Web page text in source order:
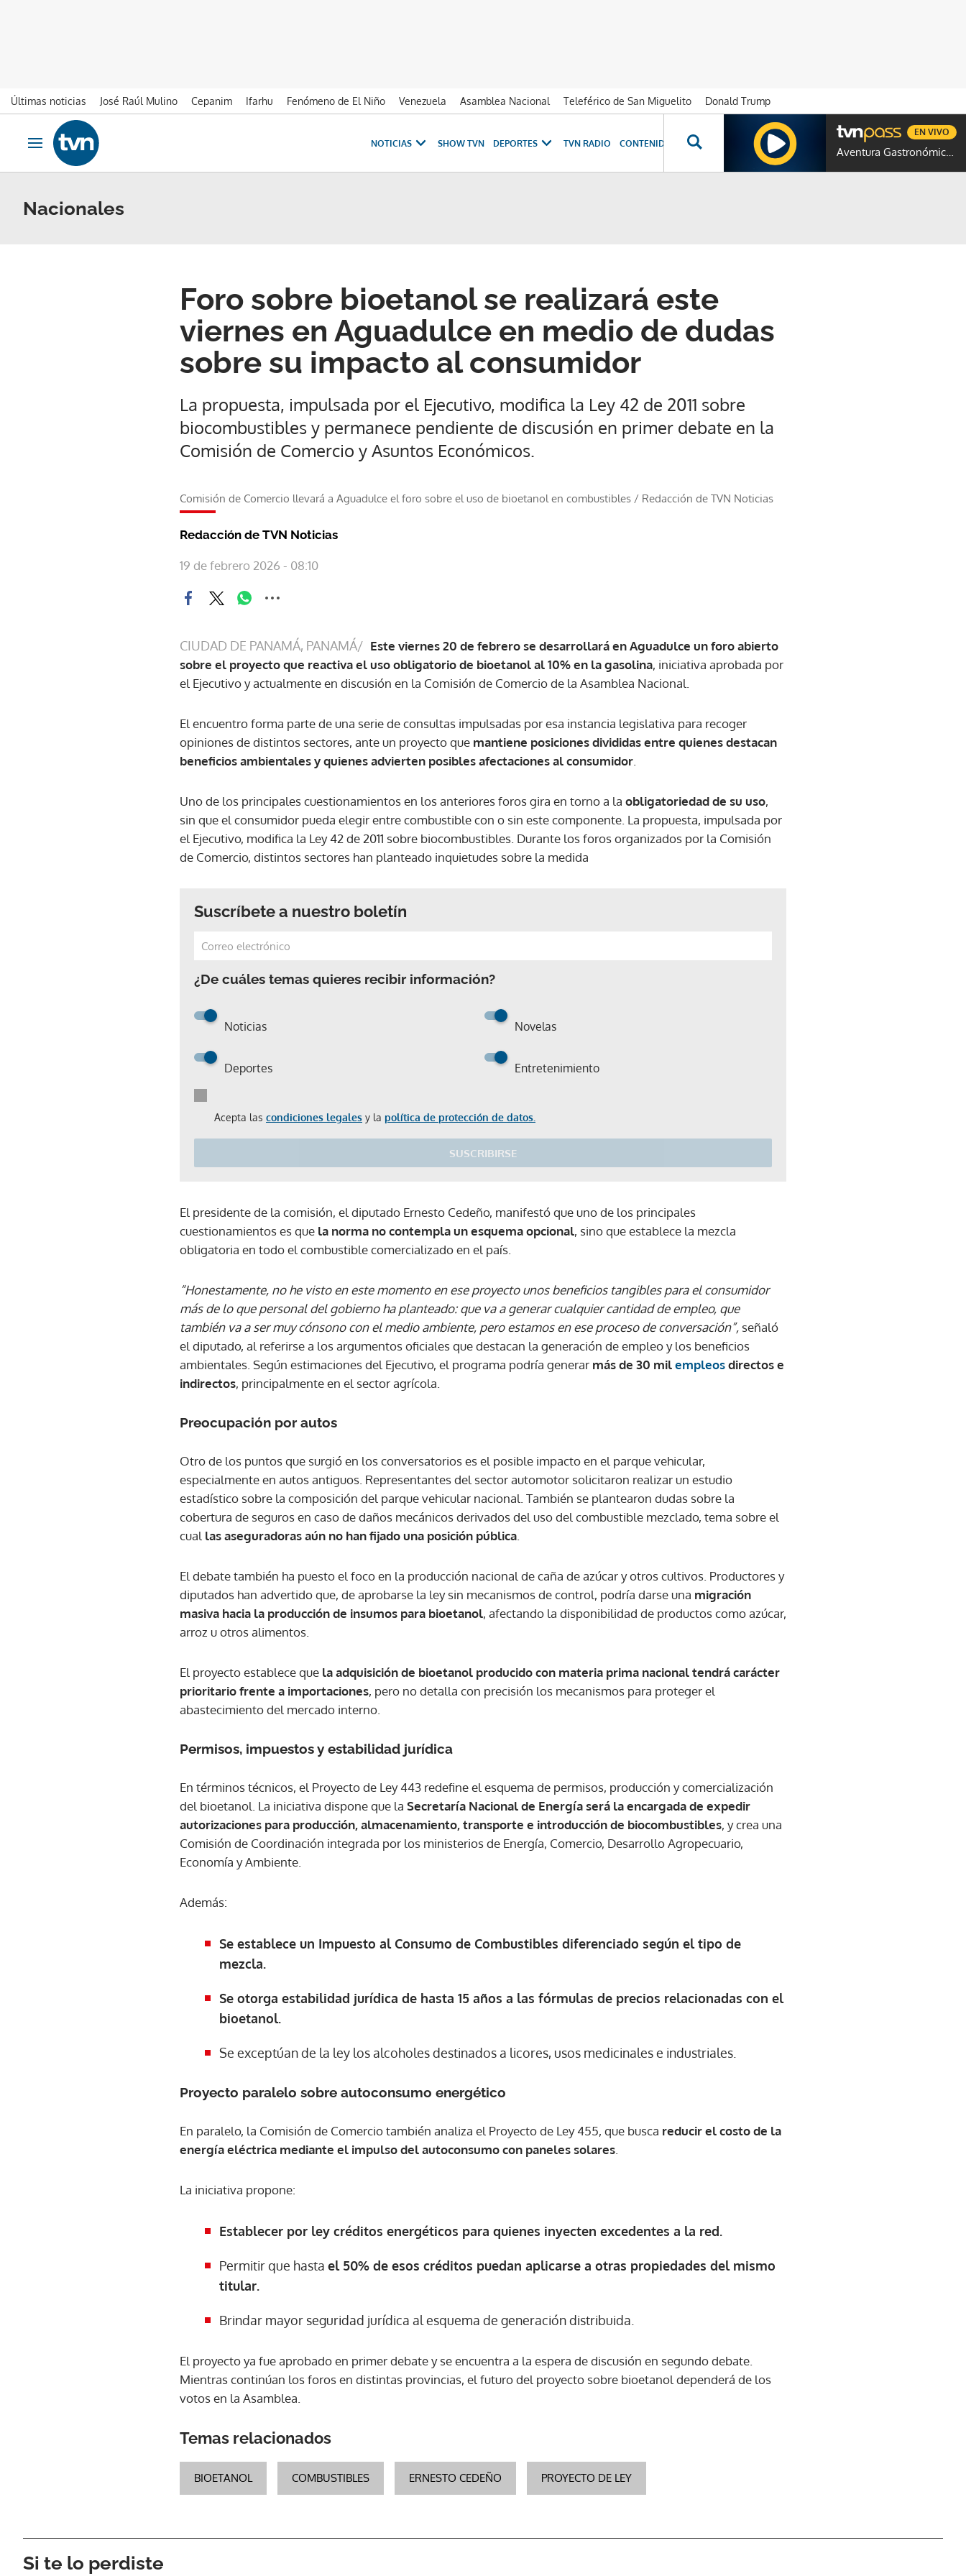
Últimas noticias José Raúl Mulino Cepanim Ifarhu Fenómeno de El Niño Venezuela Asamblea Nacional Teleférico de San Miguelito
Donald Trump
Ir al contenido
Obrir navegació
NOTICIAS SHOW TVN DEPORTES TVN RADIO CONTENIDOS ESPECIALES NOVELAS GENTE TVN
Aventura Gastronómica Colombia
EN VIVO
Nacionales
Foro sobre bioetanol se realizará este
viernes en Aguadulce en medio de dudas
sobre su impacto al consumidor
La propuesta, impulsada por el Ejecutivo, modifica la Ley 42 de 2011 sobre
biocombustibles y permanece pendiente de discusión en primer debate en la
Comisión de Comercio y Asuntos Económicos.
Comisión de Comercio llevará a Aguadulce el foro sobre el uso de bioetanol en combustibles / Redacción de TVN Noticias
Redacción de TVN Noticias
19 de febrero 2026 - 08:10
CIUDAD DE PANAMÁ, PANAMÁ/ Este viernes 20 de febrero se desarrollará en Aguadulce un foro abierto
sobre el proyecto que reactiva el uso obligatorio de bioetanol al 10% en la gasolina, iniciativa aprobada por
el Ejecutivo y actualmente en discusión en la Comisión de Comercio de la Asamblea Nacional.
El encuentro forma parte de una serie de consultas impulsadas por esa instancia legislativa para recoger
opiniones de distintos sectores, ante un proyecto que mantiene posiciones divididas entre quienes destacan
beneficios ambientales y quienes advierten posibles afectaciones al consumidor
Uno de los principales cuestionamientos en los anteriores foros gira en torno a la obligatoriedad de su uso,
sin que el consumidor pueda elegir entre combustible con o sin este componente. La propuesta, impulsada por
el Ejecutivo, modifica la Ley 42 de 2011 sobre biocombustibles. Durante los foros organizados por la Comisión
de Comercio, distintos sectores han planteado inquietudes sobre la medida
Suscríbete a nuestro boletín
¿De cuáles temas quieres recibir información?
Noticias Novelas
Deportes Entretenimiento
Acepta las condiciones legales y la política de protección de datos.
SUSCRIBIRSE
Gracias por suscribirte a nuestro boletín.
El presidente de la comisión, el diputado Ernesto Cedeño, manifestó que uno de los principales
cuestionamientos es que la norma no contempla un esquema opcional, sino que establece la mezcla
obligatoria en todo el combustible comercializado en el país.
“Honestamente, no he visto en este momento en ese proyecto unos beneficios tangibles para el consumidor
más de lo que personal del gobierno ha planteado: que va a generar cualquier cantidad de empleo, que
también va a ser muy cónsono con el medio ambiente, pero estamos en ese proceso de conversación”, señaló
el diputado, al referirse a los argumentos oficiales que destacan la generación de empleo y los beneficios
ambientales. Según estimaciones del Ejecutivo, el programa podría generar más de 30 milempleosdirectos e
indirectos, principalmente en el sector agrícola.
Preocupación por autos
Otro de los puntos que surgió en los conversatorios es el posible impacto en el parque vehicular,
especialmente en autos antiguos. Representantes del sector automotor solicitaron realizar un estudio
estadístico sobre la composición del parque vehicular nacional. También se plantearon dudas sobre la
cobertura de seguros en caso de daños mecánicos derivados del uso del combustible mezclado, tema sobre el
cual las aseguradoras aún no han fijado una posición pública
El debate también ha puesto el foco en la producción nacional de caña de azúcar y otros cultivos. Productores y
diputados han advertido que, de aprobarse la ley sin mecanismos de control, podría darse una migración
masiva hacia la producción de insumos para bioetanol, afectando la disponibilidad de productos como azúcar,
arroz u otros alimentos.
El proyecto establece que la adquisición de bioetanol producido con materia prima nacional tendrá carácter
prioritario frente a importaciones, pero no detalla con precisión los mecanismos para proteger el
abastecimiento del mercado interno.
Permisos, impuestos y estabilidad jurídica
En términos técnicos, el Proyecto de Ley 443 redefine el esquema de permisos, producción y comercialización
del bioetanol. La iniciativa dispone que la Secretaría Nacional de Energía será la encargada de expedir
autorizaciones para producción, almacenamiento, transporte e introducción de biocombustibles, y crea una
Comisión de Coordinación integrada por los ministerios de Energía, Comercio, Desarrollo Agropecuario,
Economía y Ambiente.
Además:
Se establece un Impuesto al Consumo de Combustibles diferenciado según el tipo de
mezcla.
Se otorga estabilidad jurídica de hasta 15 años a las fórmulas de precios relacionadas con el
bioetanol.
Se exceptúan de la ley los alcoholes destinados a licores, usos medicinales e industriales.
Proyecto paralelo sobre autoconsumo energético
En paralelo, la Comisión de Comercio también analiza el Proyecto de Ley 455, que busca reducir el costo de la
energía eléctrica mediante el impulso del autoconsumo con paneles solares
La iniciativa propone:
Establecer por ley créditos energéticos para quienes inyecten excedentes a la red.
Permitir que hasta el 50% de esos créditos puedan aplicarse a otras propiedades del mismo
titular.
Brindar mayor seguridad jurídica al esquema de generación distribuida.
El proyecto ya fue aprobado en primer debate y se encuentra a la espera de discusión en segundo debate.
Mientras continúan los foros en distintas provincias, el futuro del proyecto sobre bioetanol dependerá de los
votos en la Asamblea.
Temas relacionados
BIOETANOL COMBUSTIBLES ERNESTO CEDEÑO PROYECTO DE LEY
Si te lo perdiste